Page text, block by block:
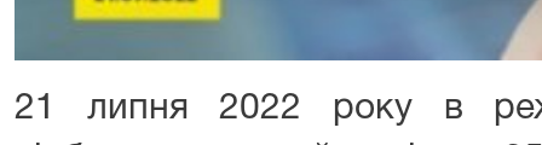
21 липня 2022 року в